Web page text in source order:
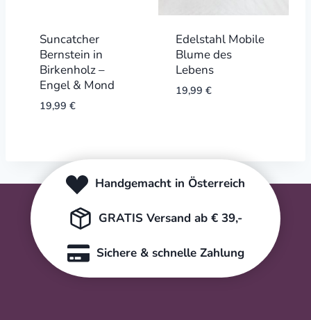
Suncatcher
Bernstein in
Birkenholz –
Engel & Mond
19,99 €
Edelstahl Mobile
Blume des
Lebens
19,99 €
Handgemacht in Österreich
GRATIS Versand ab € 39,-
Sichere & schnelle Zahlung